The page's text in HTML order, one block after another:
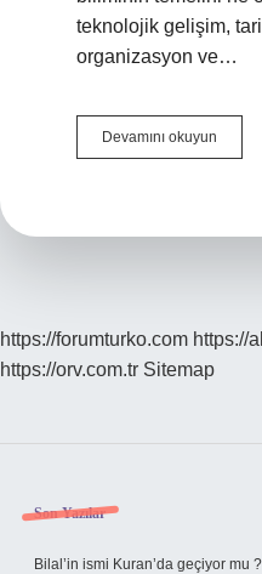
teknolojik gelişim,
organizasyon ve…
Devamını okuyun
https://forumturko.com https://
https://orv.com.tr Sitemap
Sidebar
Son Yazılar
Bilal’in ismi Kuran’da geçiyor mu ?